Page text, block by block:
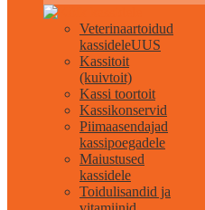
Veterinaartoidud
kassideleUUS
Kassitoit
(kuivtoit)
Kassi toortoit
Kassikonservid
Piimaasendajad
kassipoegadele
Maiustused
kassidele
Toidulisandid ja